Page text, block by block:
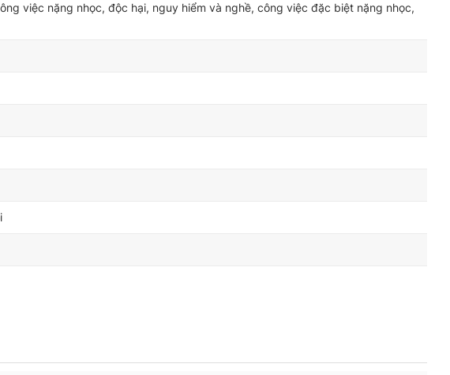
việc nặng nhọc, độc hại, nguy hiểm và nghề, công việc đặc biệt nặng nhọc,